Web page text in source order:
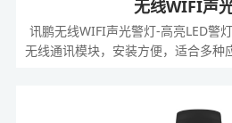
无线WIFI声
讯鹏无线WIFI声光警灯-高亮LED警
无线通讯模块，安装方便，适合多种